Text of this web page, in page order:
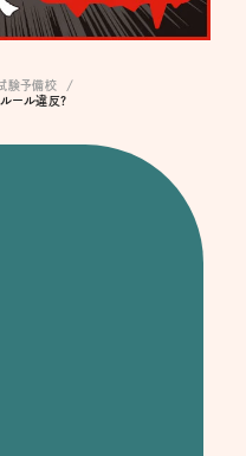
験予備校
ール違反?